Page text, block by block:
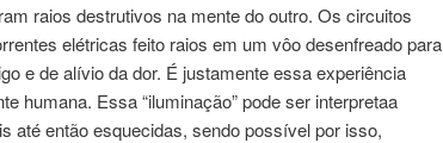
raios destrutivos na mente do outro. Os circuitos
elétricas feito raios em um vôo desenfreado para
e de alívio da dor. É justamente essa experiência
humana. Essa “iluminação” pode ser interpretaa
até então esquecidas, sendo possível por isso,